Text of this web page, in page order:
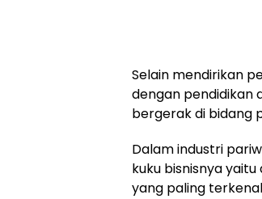
Selain mendirikan
dengan pendidikan
bergerak di bidang
Dalam industri
kuku bisnisnya
yang paling